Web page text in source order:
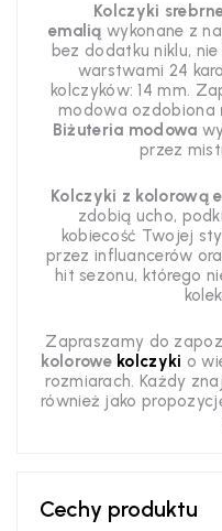
Kolczyki
emaliąwykonane z
bez dodatku niklu,
warstwami 24
kolczyków: 14 mm.
modowa ozdobiona
Biżuteria modowa
przez
Kolczyki z kolorową
zdobią ucho,
kobiecość Twojej
przez influancerów
hit sezonu, którego
Zapraszamy do
kolorowe kolczyki o
rozmiarach. Każdy
również jako
Cechy produktu